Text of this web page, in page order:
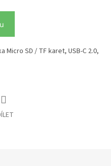
Micro SD / TF karet, USB-C 2.0,